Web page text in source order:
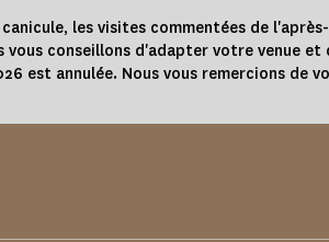
les visites commentées de
conseillons d'adapter votre venue
est annulée. Nous vous remercions de